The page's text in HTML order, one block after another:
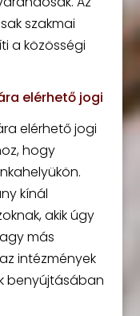
szakmai
a közösségi
elérhető jogi
elérhető jogi
hogy
kínál
akik úgy
más
intézmények
benyújtásában